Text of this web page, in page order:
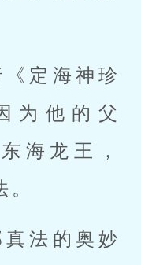
定海神珍
为他的父
海龙王，
法的奥妙